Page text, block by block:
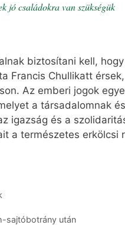
jó családokra van szükségük
biztosítani kell,
Francis Chullikatt
Az emberi jogok
a társadalomnak
igazság és a
a természetes erkölcsi
sajtóbotrány után